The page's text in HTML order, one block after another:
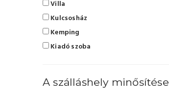
Villa
Kulcsosház
Kemping
Kiadó szoba
A szálláshely minősítése